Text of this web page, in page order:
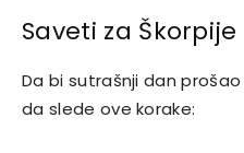
Saveti za Škorpije
Da bi sutrašnji dan
da slede ove korake: